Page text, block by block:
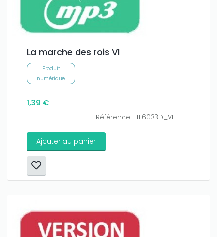
La marche des rois VI
Produit
numérique
1,39 €
Référence : TL6033D_VI
Ajouter au panier